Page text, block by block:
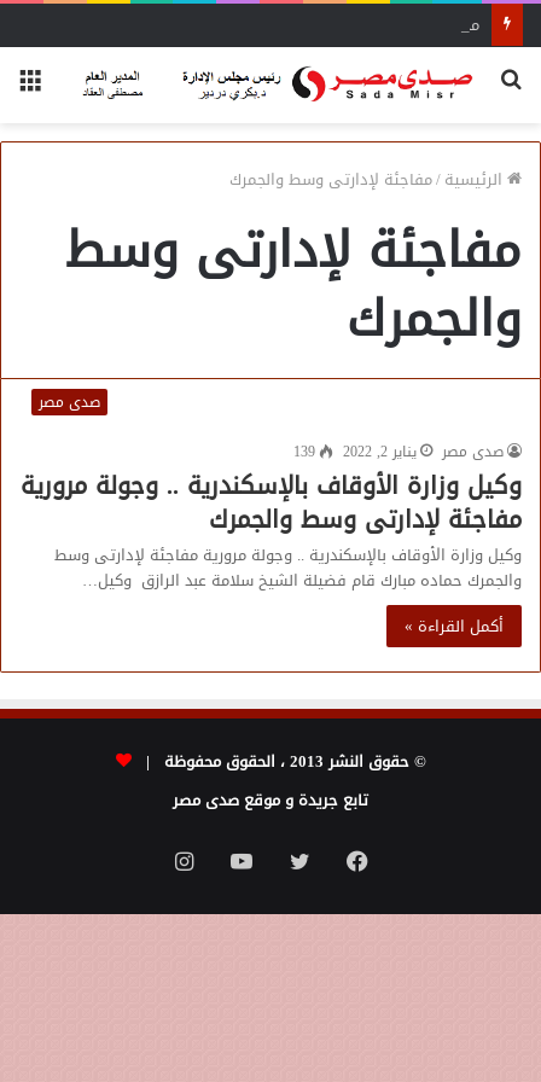
بحث
الرئيسية/مفاجئة لإدارتى وسط والجمرك
مفاجئة لإدارتى وسط
والجمرك
صدى مصر
صدى مصر
يناير 2, 2022 139
وكيل وزارة الأوقاف بالإسكندرية .. وجولة مرورية
مفاجئة لإدارتى وسط والجمرك
وكيل وزارة الأوقاف بالإسكندرية .. وجولة مرورية مفاجئة لإدارتى وسط
والجمرك حماده مبارك قام فضيلة الشيخ سلامة عبد الرازق وكيل…
أكمل القراءة »
© حقوق النشر 2013 ، الحقوق محفوظة |
تابع جريدة و موقع صدى مصر
فيسبوك تويتر يوتيوبانستقرام